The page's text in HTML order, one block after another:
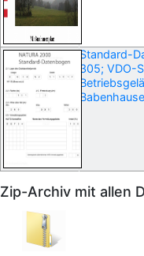
Standard-
305; VDO-
Zip-Archiv mit allen